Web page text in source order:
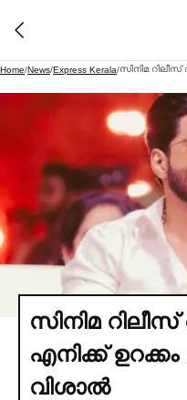
Home/News/Express Kerala/
സിനിമ
എനിക്ക്
വിശാല്‍